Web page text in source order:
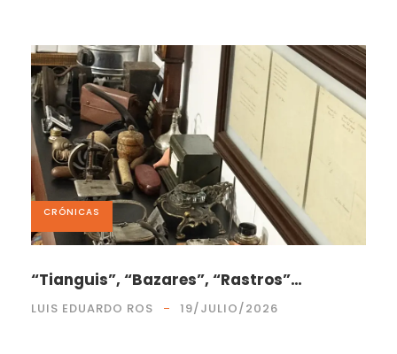
CRÓNICAS
“Tianguis”, “Bazares”, “Rastros”…
LUIS EDUARDO ROS 19/JULIO/2026